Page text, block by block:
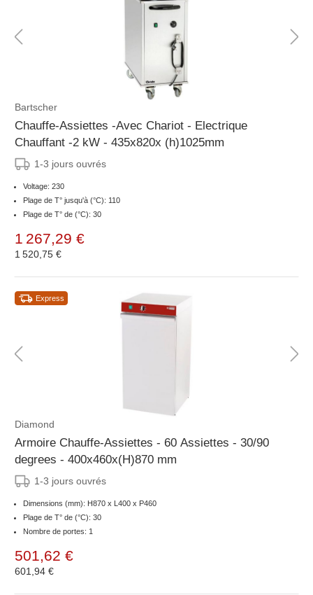
Bartscher
Chauffe-Assiettes -Avec Chariot - Electrique
Chauffant -2 kW - 435x820x (h)1025mm
1-3 jours ouvrés
Voltage: 230
Plage de T° jusqu'à (°C): 110
Plage de T° de (°C): 30
1 267,29 €
1 520,75 €
Express
Diamond
Armoire Chauffe-Assiettes - 60 Assiettes - 30/90
degrees - 400x460x(H)870 mm
1-3 jours ouvrés
Dimensions (mm): H870 x L400 x P460
Plage de T° de (°C): 30
Nombre de portes: 1
501,62 €
601,94 €